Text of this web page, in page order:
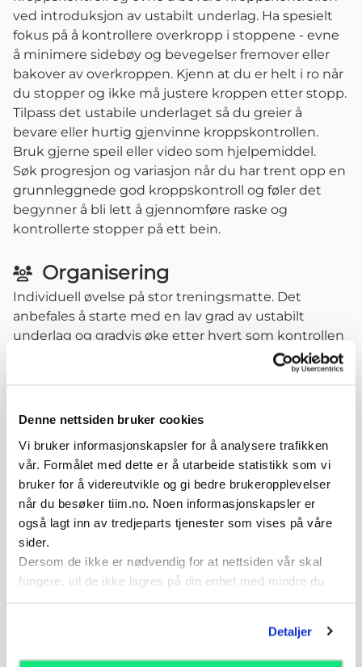
Denne nettsiden bruker cookies
Vi bruker informasjonskapsler for å analysere trafikken
vår. Formålet med dette er å utarbeide statistikk som vi
bruker for å videreutvikle og gi bedre brukeropplevelser
når du besøker tiim.no. Noen informasjonskapsler er
også lagt inn av tredjeparts tjenester som vises på våre
sider.
Dersom de ikke er nødvendig for at nettsiden vår skal
fungere, vil de ikke lagres på din enhet med mindre du
Detaljer
ved introduksjon av ustabilt underlag. Ha spesielt
fokus på å kontrollere overkropp i stoppene - evne
å minimere sidebøy og bevegelser fremover eller
bakover av overkroppen. Kjenn at du er helt i ro når
du stopper og ikke må justere kroppen etter stopp.
Tilpass det ustabile underlaget så du greier å
bevare eller hurtig gjenvinne kroppskontrollen.
Bruk gjerne speil eller video som hjelpemiddel.
Søk progresjon og variasjon når du har trent opp en
grunnleggnede god kroppskontroll og føler det
begynner å bli lett å gjennomføre raske og
kontrollerte stopper på ett bein.
Organisering
Individuell øvelse på stor treningsmatte. Det
anbefales å starte med en lav grad av ustabilt
underlag og gradvis øke etter hvert som kontrollen
1-20 repetisjoner. Tenk alltid "Kvalitet over kvantitet"
hver repetisjon du gjør er viktigere enn antall
Variasjoner
Øke farten i steget før kontrollert stopp
Øke lengden på steget før kontrollert stopp
Øke kravet til overkroppskontroll ved å bruke
vektvest
Øke kompleksitet ved å redusere synet som kilde
Introduser forstyrrende ytre påvirkning -